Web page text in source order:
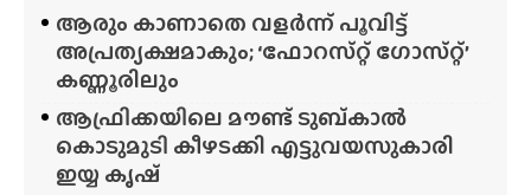
ആരും കാണാതെ വളർന്ന് പൂവിട്ട്
അപ്രത്യക്ഷമാകും; ‘ഫോറസ്‌റ്റ്‌ ഗോസ്‌റ്റ്’
കണ്ണൂരിലും
ആഫ്രിക്കയിലെ മൗണ്ട് ടുബ്‌കാൽ
കൊടുമുടി കീഴടക്കി എട്ടുവയസുകാരി
ഇയ്യ കൃഷ്